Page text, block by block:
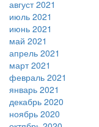
август 2021
июль 2021
июнь 2021
май 2021
апрель 2021
март 2021
февраль 2021
январь 2021
декабрь 2020
ноябрь 2020